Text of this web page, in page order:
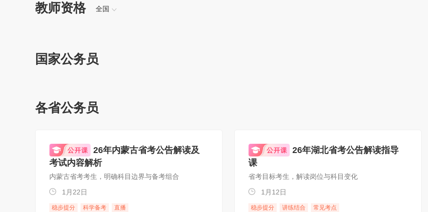
教师资格 全国
国家公务员
各省公务员
26年内蒙古省考公告解读及
考试内容解析
内蒙古省考考生，明确科目边界与备考组合
1月22日
稳步提分 科学备考 直播
26年湖北省考公告解读指导
课
省考目标考生，解读岗位与科目变化
1月12日
稳步提分 讲练结合 常见考点